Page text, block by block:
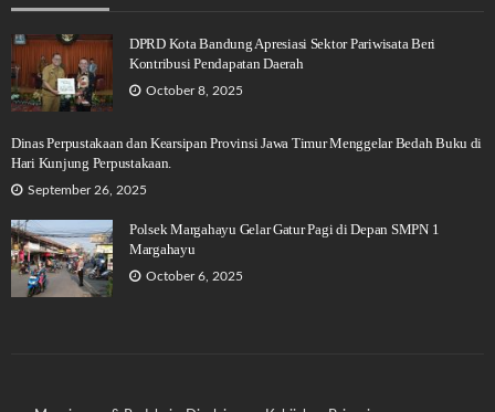
DPRD Kota Bandung Apresiasi Sektor Pariwisata Beri
Kontribusi Pendapatan Daerah
October 8, 2025
Dinas Perpustakaan dan Kearsipan Provinsi Jawa Timur Menggelar Bedah Buku di
Hari Kunjung Perpustakaan.
September 26, 2025
Polsek Margahayu Gelar Gatur Pagi di Depan SMPN 1
Margahayu
October 6, 2025